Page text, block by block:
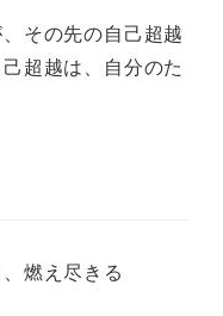
その先の自己超越
超越は、自分のた
燃え尽きる